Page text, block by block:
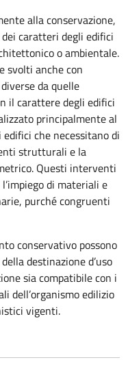
alla conservazione,
caratteri degli edifici
o ambientale.
svolti anche con
da quelle
il carattere degli edifici
principalmente al
che necessitano di
strutturali e la
Questi interventi
di materiali e
purché congruenti
conservativo possono
destinazione d’uso
sia compatibile con i
dell’organismo edilizio
vigenti.